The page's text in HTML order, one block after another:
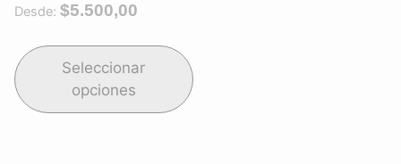
Desde: $5.500,00
Seleccionar
opciones